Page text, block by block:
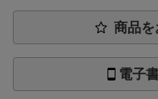
商品を
電子